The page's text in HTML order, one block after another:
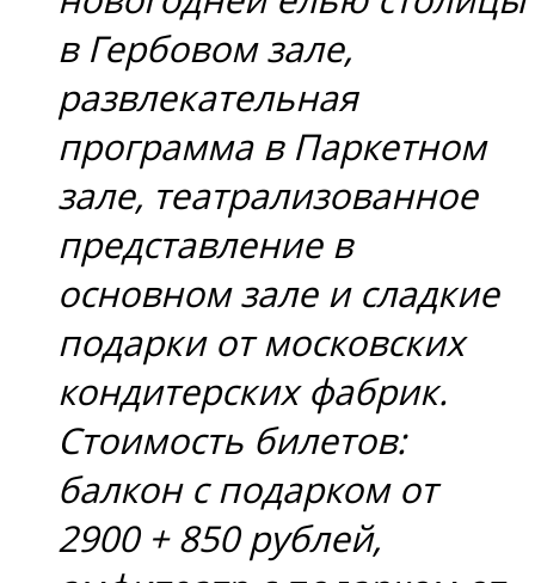
в Гербовом зале,
развлекательная
программа в Паркетном
зале, театрализованное
представление в
основном зале и сладкие
подарки от московских
кондитерских фабрик.
Стоимость билетов:
балкон с подарком от
2900 + 850 рублей,